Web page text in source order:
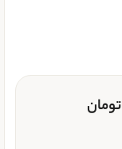
تومان